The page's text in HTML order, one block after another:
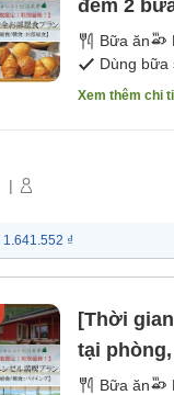
đêm 2
BữaBữa ăn
Dùng bữa
Xem thêm chi
|
1.641.552 ₫
[Thời
tại
2 bữa ăn
Bữa ăn